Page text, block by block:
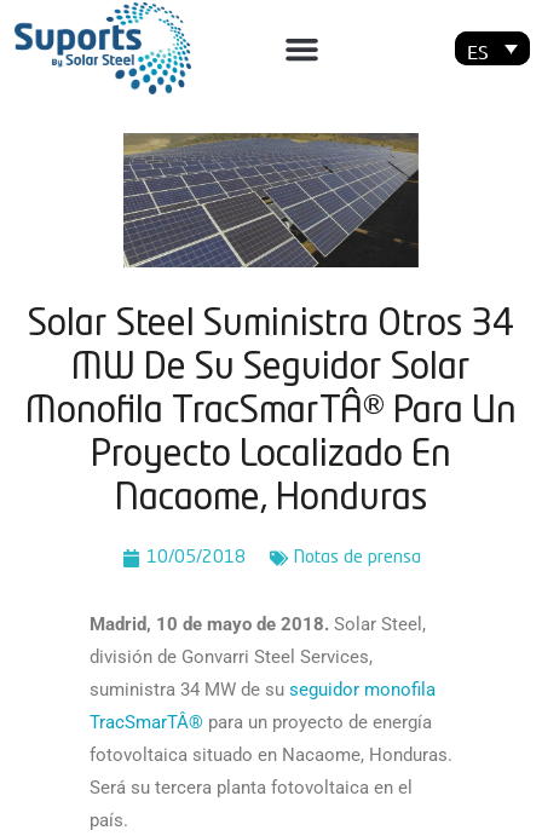
ES
Solar Steel Suministra Otros 34
MW De Su Seguidor Solar
Monofila TracSmarTÂ® Para Un
Proyecto Localizado En
Nacaome, Honduras
10/05/2018 Notas de prensa
Madrid, 10 de mayo de 2018. Solar Steel,
división de Gonvarri Steel Services,
suministra 34 MW de su seguidor monofila
TracSmarTÂ® para un proyecto de energí­a
fotovoltaica situado en Nacaome, Honduras.
Será su tercera planta fotovoltaica en el
país.